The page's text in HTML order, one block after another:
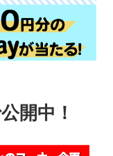
開中！